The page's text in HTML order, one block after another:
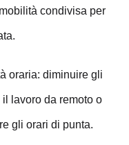
condivisa per
oraria: diminuire gli
lavoro da remoto o
gli orari di punta.